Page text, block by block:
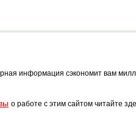
информация сэкономит вам
о работе с этим сайтом читайте